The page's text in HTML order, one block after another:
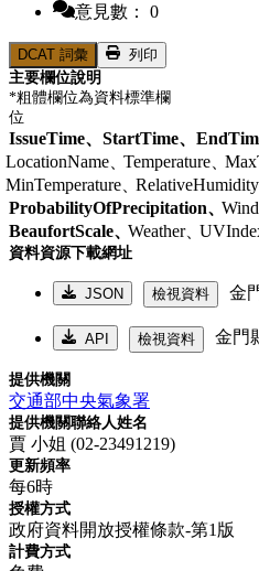
意見數： 0
DCAT 詞彙
列印
主要欄位說明
*粗體欄位為資料標準欄
位
IssueTime、 StartTime、
LocationName、Temperature、
MinTemperature、RelativeHumidity
ProbabilityOfPrecipitation、
BeaufortScale、Weather、
資料資源下載網址
JSON 檢視資料 金
API 檢視資料 金門
提供機關
交通部中央氣象署
提供機關聯絡人姓名
賈 小姐 (02-23491219)
更新頻率
每6時
授權方式
政府資料開放授權條款-第1版
計費方式